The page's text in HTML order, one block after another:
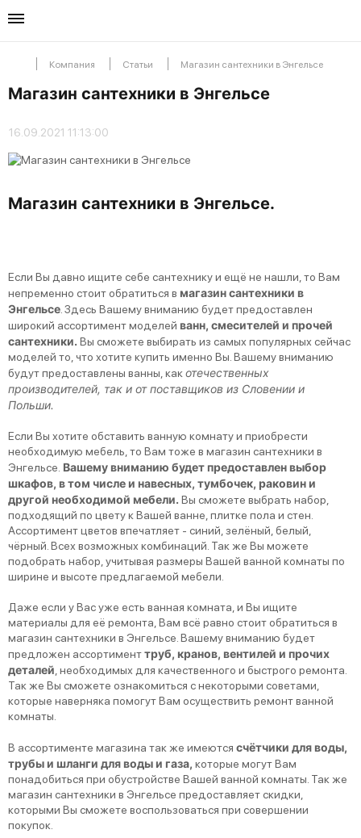
Компания Статьи Магазин сантехники в Энгельсе
Магазин сантехники в Энгельсе
16.09.2021 11:13:00
Магазин сантехники в Энгельсе.
Если Вы давно ищите себе сантехнику и ещё не нашли, то Вам
непременно стоит обратиться в магазин сантехники в
Энгельсе . Здесь Вашему вниманию будет предоставлен
широкий ассортимент моделей ванн, смесителей и прочей
сантехники. Вы сможете выбирать из самых популярных сейчас
моделей то, что хотите купить именно Вы. Вашему вниманию
будут предоставлены ванны, как отечественных
производителей, так и от поставщиков из Словении и
Польши.
Если Вы хотите обставить ванную комнату и приобрести
необходимую мебель, то Вам тоже в магазин сантехники в
Энгельсе. Вашему вниманию будет предоставлен выбор
шкафов, в том числе и навесных, тумбочек, раковин и
другой необходимой мебели. Вы сможете выбрать набор,
подходящий по цвету к Вашей ванне, плитке пола и стен.
Ассортимент цветов впечатляет - синий, зелёный, белый,
чёрный. Всех возможных комбинаций. Так же Вы можете
подобрать набор, учитывая размеры Вашей ванной комнаты по
ширине и высоте предлагаемой мебели.
Даже если у Вас уже есть ванная комната, и Вы ищите
материалы для её ремонта, Вам всё равно стоит обратиться в
магазин сантехники в Энгельсе. Вашему вниманию будет
предложен ассортименттруб, кранов, вентилей и прочих
деталей , необходимых для качественного и быстрого ремонта.
Так же Вы сможете ознакомиться с некоторыми советами,
которые наверняка помогут Вам осуществить ремонт ванной
комнаты.
В ассортименте магазина так же имеются счётчики для воды,
трубы и шланги для воды и газа, которые могут Вам
понадобиться при обустройстве Вашей ванной комнаты. Так же
магазин сантехники в Энгельсе предоставляет скидки,
которыми Вы сможете воспользоваться при совершении
покупок.
Перейти в
Сушилки
Унитазы и
Излив для
Сифоны
Шланги
Перейти в